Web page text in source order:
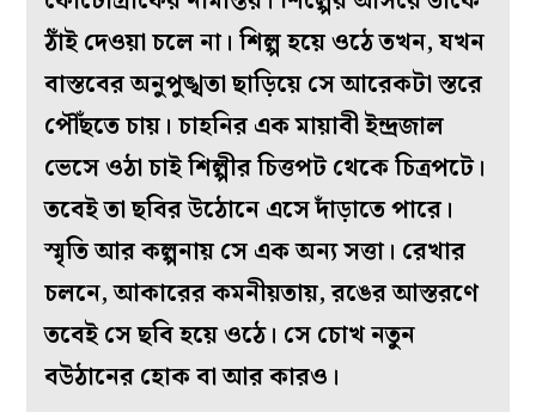
ঠাঁই দেওয়া চলে না। শিল্প হয়ে ওঠে তখন, যখন
বাস্তবের অনুপুঙ্খতা ছাড়িয়ে সে আরেকটা স্তরে
পৌঁছতে চায়। চাহনির এক মায়াবী ইন্দ্রজাল
ভেসে ওঠা চাই শিল্পীর চিত্তপট থেকে চিত্রপটে।
তবেই তা ছবির উঠোনে এসে দাঁড়াতে পারে।
স্মৃতি আর কল্পনায় সে এক অন্য সত্তা। রেখার
চলনে, আকারের কমনীয়তায়, রঙের আস্তরণে
তবেই সে ছবি হয়ে ওঠে। সে চোখ নতুন
বউঠানের হোক বা আর কারও।